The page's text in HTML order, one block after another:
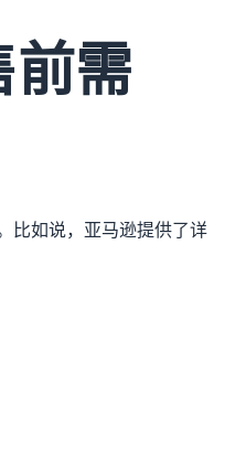
前需
比如说，亚马逊提供了详